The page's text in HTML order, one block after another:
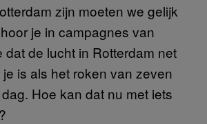
zijn moeten we gelijk
je in campagnes van
dat de lucht in Rotterdam net
is als het roken van zeven
Hoe kan dat nu met iets